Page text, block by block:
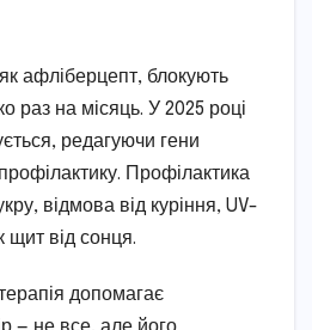
як афліберцепт, блокують
раз на місяць. У 2025 році
редагуючи гени
Профілактика
відмова від куріння, UV-
щит від сонця.
допомагає